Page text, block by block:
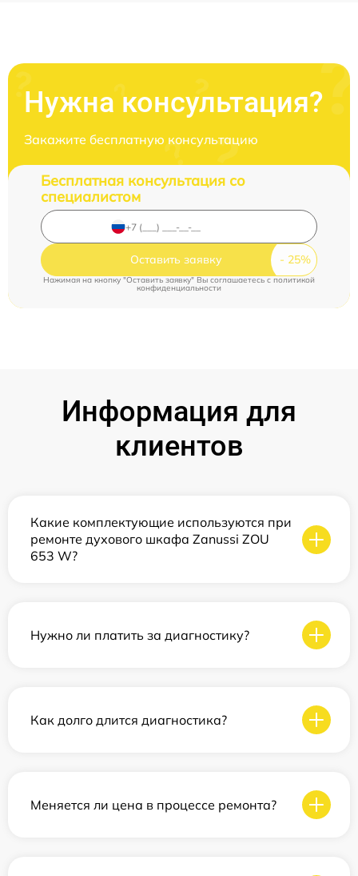
Нужна консультация?
Закажите бесплатную консультацию
Бесплатная консультация со
специалистом
Оставить заявку
Нажимая на кнопку "Оставить заявку" Вы соглашаетесь cполитикой
конфиденциальности
Информация для
клиентов
Какие комплектующие используются при
ремонте духового шкафа Zanussi ZOU
653 W?
Нужно ли платить за диагностику?
Как долго длится диагностика?
Меняется ли цена в процессе ремонта?